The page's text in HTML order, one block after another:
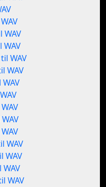
WAV
WAV
WAV
WAV
WAV
WAV
WAV